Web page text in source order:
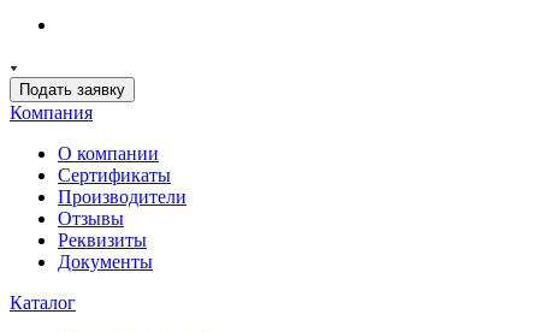
Подать заявку
Компания
О компании
Сертификаты
Производители
Отзывы
Реквизиты
Документы
Каталог